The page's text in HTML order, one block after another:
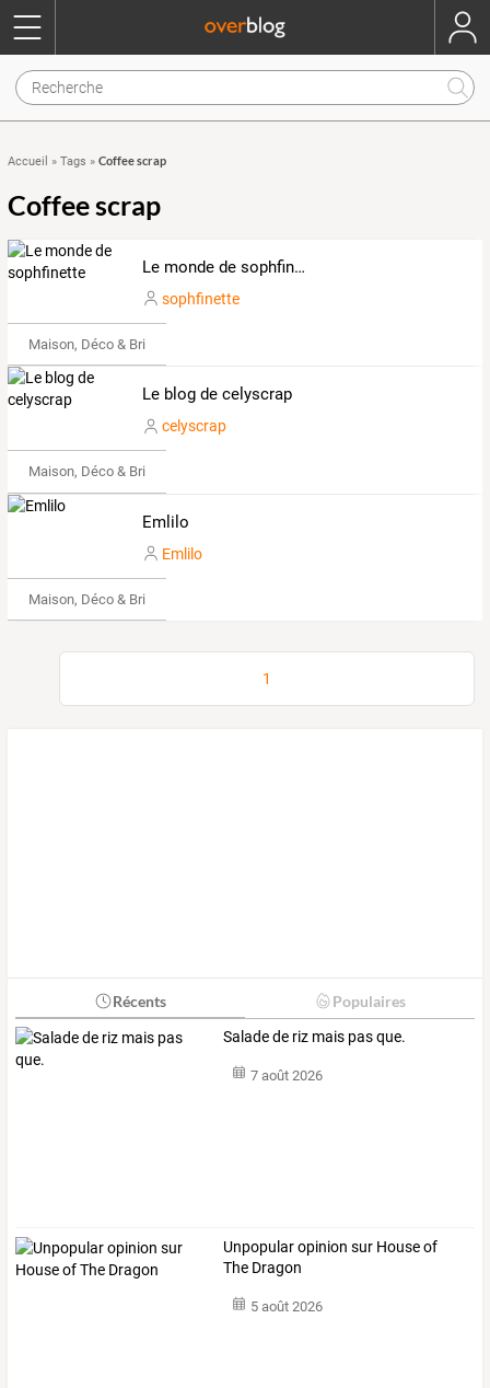
Accueil » Tags » Coffee scrap
Coffee scrap
Le monde de sophfinette
sophfinette
Maison, Déco & Bricolage
Le blog de celyscrap
celyscrap
Maison, Déco & Bricolage
Emlilo
Emlilo
Maison, Déco & Bricolage
1
Récents Populaires
Salade de riz mais pas que.
7 août 2026
Unpopular opinion sur House of
The Dragon
5 août 2026